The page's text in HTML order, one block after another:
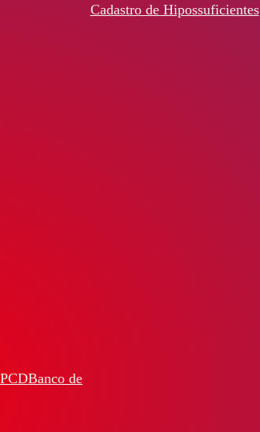
Banco de
Cadastro de Hipossuficientes